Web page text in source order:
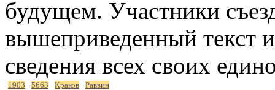
будущем. Участники
вышеприведенный текст
сведения всех своих
1903 5663 Краков Раввин